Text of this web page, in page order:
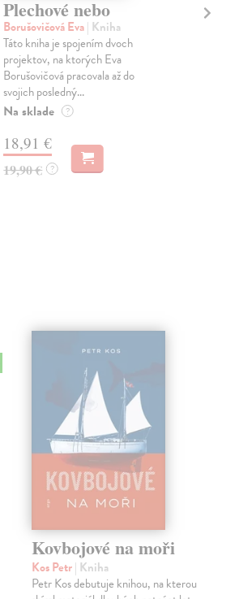
Plechové nebo
Borušovičová Eva| Kniha
Táto kniha je spojením dvoch
projektov, na ktorých Eva
Borušovičová pracovala až do
svojich posledný...
Na sklade ?
18,91 €
19,90 € ?
Kovbojové na moři
Kos Petr| Kniha
Petr Kos debutuje knihou, na kterou